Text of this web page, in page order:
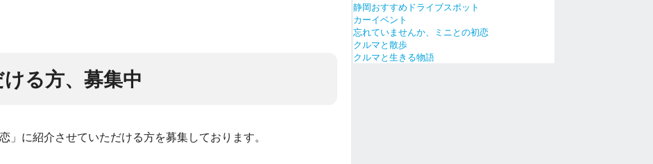
る方、募集中
」に紹介させていただける方を募集しております。
静岡おすすめドライブスポット
カーイベント
忘れていませんか、ミニとの初恋
クルマと散歩
クルマと生きる物語